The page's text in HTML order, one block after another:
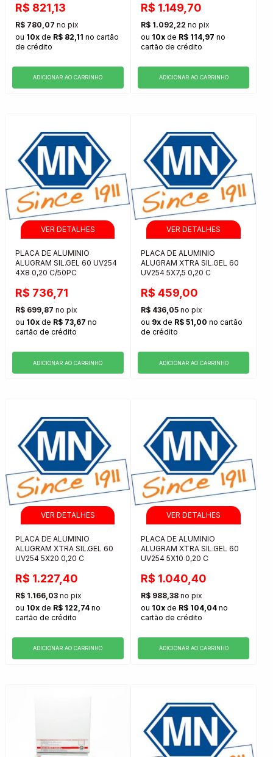
R$ 821,13
R$ 780,07 no pix
ou 10x de R$ 82,11 no cartão
de crédito
ADICIONAR AO CARRINHO
R$ 1.149,70
R$ 1.092,22 no pix
ou 10x de R$ 114,97 no
cartão de crédito
ADICIONAR AO CARRINHO
PLACA DE ALUMINIO
ALUGRAM SIL.GEL 60 UV254
4X8 0,20 C/50PC
R$ 736,71
R$ 699,87 no pix
ou 10x de R$ 73,67 no
cartão de crédito
ADICIONAR AO CARRINHO
PLACA DE ALUMINIO
ALUGRAM XTRA SIL.GEL 60
UV254 5X7,5 0,20 C
R$ 459,00
R$ 436,05 no pix
ou 9x de R$ 51,00 no cartão
de crédito
ADICIONAR AO CARRINHO
PLACA DE ALUMINIO
ALUGRAM XTRA SIL.GEL 60
UV254 5X20 0,20 C
R$ 1.227,40
R$ 1.166,03 no pix
ou 10x de R$ 122,74 no
cartão de crédito
ADICIONAR AO CARRINHO
PLACA DE ALUMINIO
ALUGRAM XTRA SIL.GEL 60
UV254 5X10 0,20 C
R$ 1.040,40
R$ 988,38 no pix
ou 10x de R$ 104,04 no
cartão de crédito
ADICIONAR AO CARRINHO